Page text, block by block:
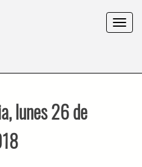
Toggle
lunes 26 de